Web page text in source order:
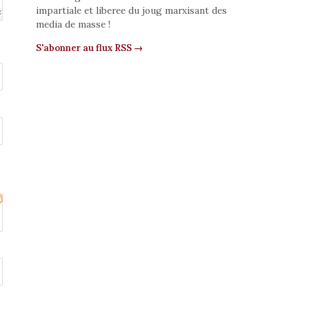
impartiale et liberee du joug marxisant des
media de masse !
S'abonner au flux RSS →